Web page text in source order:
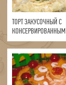
ТОРТ ЗАКУСОЧНЫЙ С